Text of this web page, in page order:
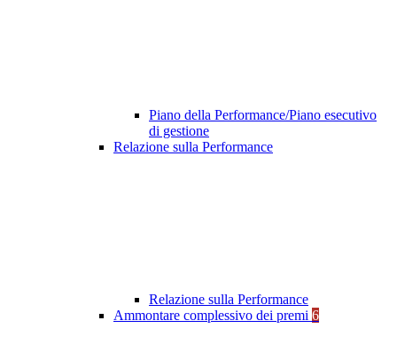
Piano della Performance/Piano esecutivo
di gestione
Relazione sulla Performance
Relazione sulla Performance
Ammontare complessivo dei premi 6